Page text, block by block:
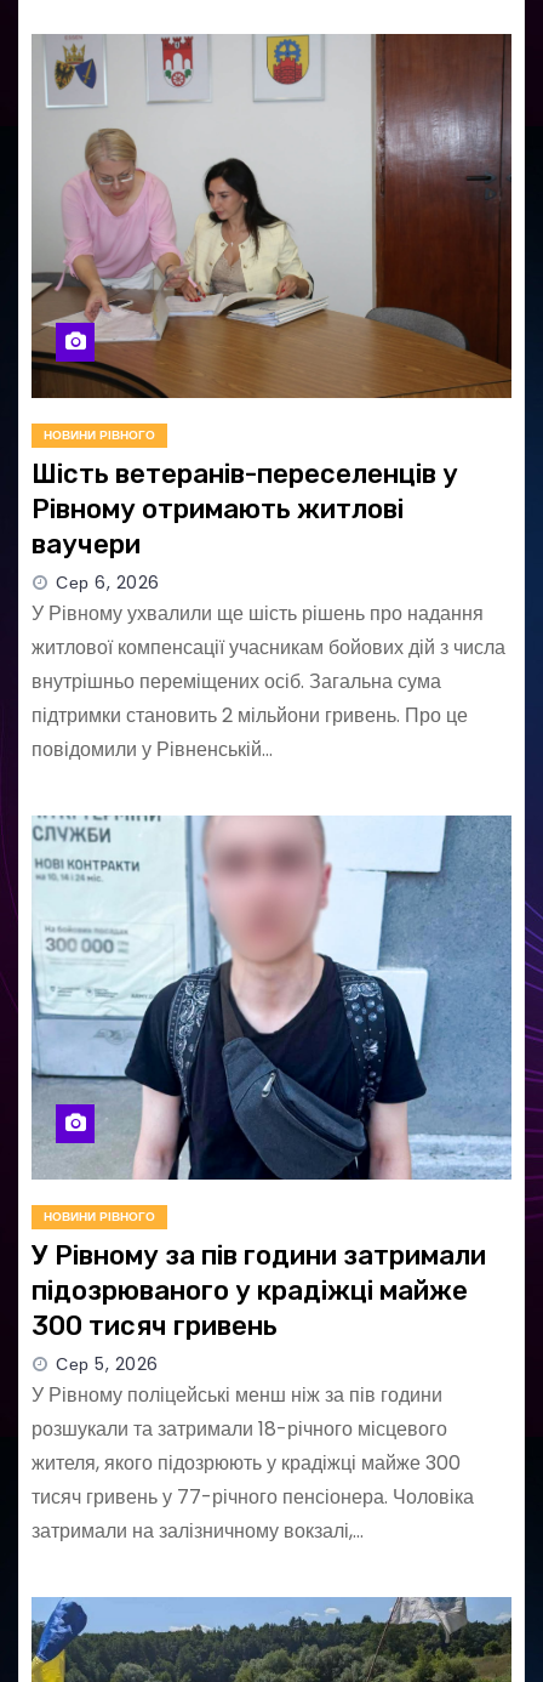
НОВИНИ РІВНОГО
Шість ветеранів-переселенців у
Рівному отримають житлові
ваучери
Сер 6, 2026
У Рівному ухвалили ще шість рішень про надання
житлової компенсації учасникам бойових дій з числа
внутрішньо переміщених осіб. Загальна сума
підтримки становить 2 мільйони гривень. Про це
повідомили у Рівненській…
НОВИНИ РІВНОГО
У Рівному за пів години затримали
підозрюваного у крадіжці майже
300 тисяч гривень
Сер 5, 2026
У Рівному поліцейські менш ніж за пів години
розшукали та затримали 18-річного місцевого
жителя, якого підозрюють у крадіжці майже 300
тисяч гривень у 77-річного пенсіонера. Чоловіка
затримали на залізничному вокзалі,…